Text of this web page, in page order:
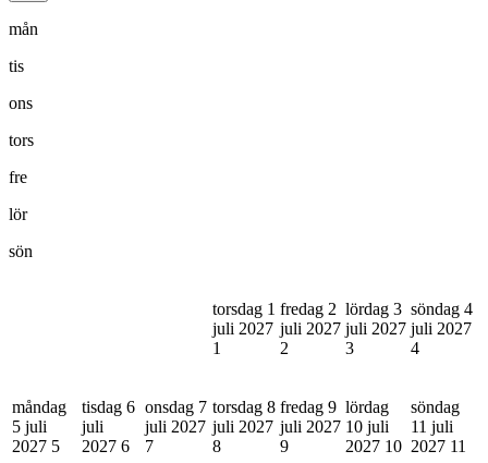
mån
tis
ons
tors
fre
lör
sön
torsdag 1
juli 2027
1
fredag 2
juli 2027
2
lördag 3
juli 2027
3
söndag 4
juli 2027
4
måndag
5 juli
2027 5
tisdag 6
juli
2027 6
onsdag 7
juli 2027
7
torsdag 8
juli 2027
8
fredag 9
juli 2027
9
lördag
10 juli
2027 10
söndag
11 juli
2027 11